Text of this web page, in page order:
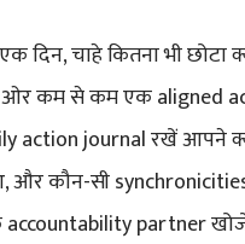
दिन, चाहे कितना भी छोटा
कम से कम एक aligned
action journal रखें आपने
और कौन-सी
partner